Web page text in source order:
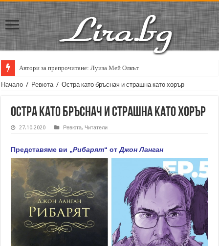
Автори за препрочитане: Луиза Мей Олкът
Кирил Кадийски: „Плачът на големия поет винаги е и сила, и
Начало / Ревюта / Остра като бръснач и страшна като хорър
Остра като бръснач и страшна като хорър
27.10.2020 Ревюта, Читатели
Представяме ви „Рибарят“ отДжон Ланган